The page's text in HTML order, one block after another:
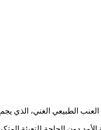
الغني، الذي يجمع